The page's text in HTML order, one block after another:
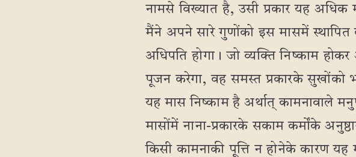
नामसे विख्यात है, उसी प्रकार यह अधिक
मैंने अपने सारे गुणोंको इस मासमें स्थापित
अधिपति होगा। जो व्यक्ति निष्काम
पूजन करेगा, वह समस्त प्रकारके सुखोंको
यह मास निष्काम है अर्थात् कामनावाले
मासोंमें नाना-प्रकारके सकाम कर्मोंके
किसी कामनाकी पूत्ति न होनेके कारण